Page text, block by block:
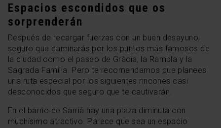
Espacios escondidos que os
sorprenderán
Después de recargar fuerzas con un buen desayuno,
seguro que caminarás por los puntos más famosos de
la ciudad como el paseo de Gràcia, la Rambla y la
Sagrada Familia. Pero te recomendamos que planees
una ruta especial por los siguientes rincones casi
desconocidos que seguro que te cautivarán.
En el barrio de Sarrià hay una plaza diminuta con
muchísimo atractivo. Parece que sea un espacio